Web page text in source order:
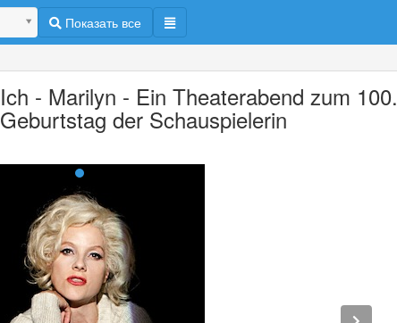
Показать все
Ich - Marilyn - Ein Theaterabend zum 100.
Geburtstag der Schauspielerin